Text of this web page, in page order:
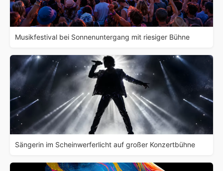
Musikfestival bei Sonnenuntergang mit riesiger Bühne
Sängerin im Scheinwerferlicht auf großer Konzertbühne